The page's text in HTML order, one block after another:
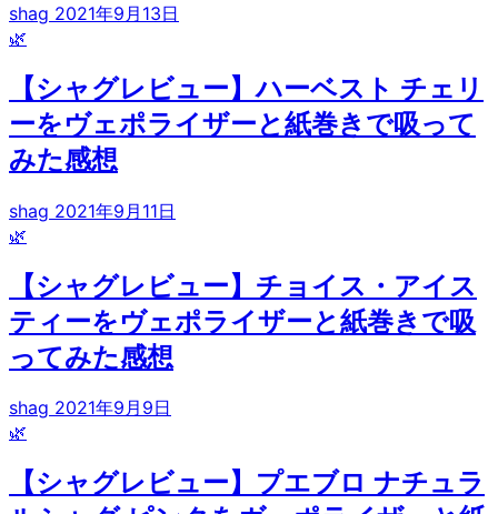
shag 2021年9月13日
🌿
【シャグレビュー】ハーベスト チェリ
ーをヴェポライザーと紙巻きで吸って
みた感想
shag 2021年9月11日
🌿
【シャグレビュー】チョイス・アイス
ティーをヴェポライザーと紙巻きで吸
ってみた感想
shag 2021年9月9日
🌿
【シャグレビュー】プエブロ ナチュラ